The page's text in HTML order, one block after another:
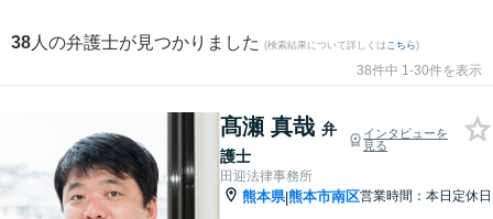
38 人の弁護士が見つかりました (検索結果について詳しくは こちら)
38件中 1-30件を表示
髙瀬 真哉 弁
護士
インタビューを
見る
田迎法律事務所
熊本県|熊本市南区営業時間：本日定休日